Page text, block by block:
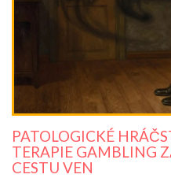
PATOLOGICKÉ
TERAPIE GAMBLING
CESTU VEN